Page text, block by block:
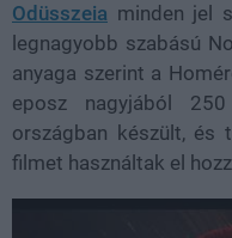
Odüsszeia minden jel
legnagyobb szabású
anyaga szerint a
eposz nagyjából
országban készült,
filmet használtak el